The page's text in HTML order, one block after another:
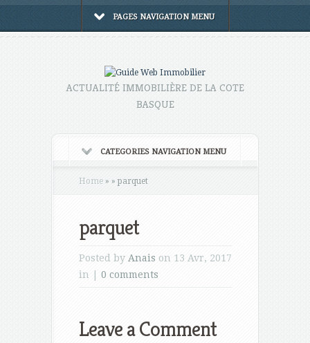
PAGES NAVIGATION MENU
ACTUALITÉ IMMOBILIÈRE DE LA COTE
BASQUE
CATEGORIES NAVIGATION MENU
Home » » parquet
parquet
Posted by Anais on 13 Avr, 2017
in | 0 comments
Leave a Comment